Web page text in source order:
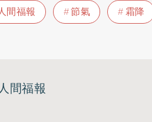
間福報 節氣 霜降
間福報